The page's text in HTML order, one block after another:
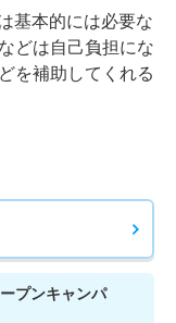
基本的には必要な
どは自己負担にな
を補助してくれる
プンキャンパ